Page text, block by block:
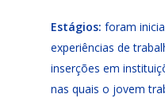
Estágios: foram
experiências de
inserções em
nas quais o jovem